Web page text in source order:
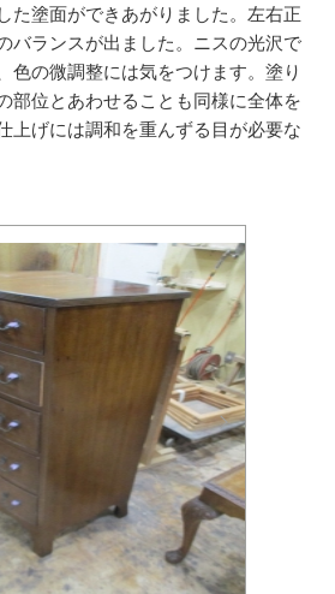
た塗面ができあがりました。左右正
バランスが出ました。ニスの光沢で
色の微調整には気をつけます。塗り
部位とあわせることも同様に全体を
上げには調和を重んずる目が必要な